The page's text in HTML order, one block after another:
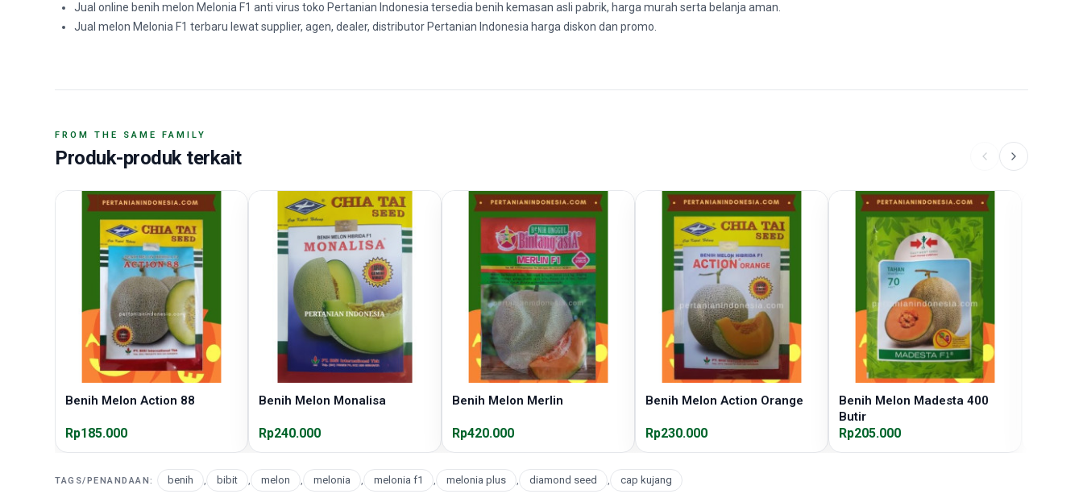
Jual online benih melon Melonia F1 anti virus toko Pertanian Indonesia tersedia benih kemasan asli pabrik, harga murah serta belanja aman.
Jual melon Melonia F1 terbaru lewat supplier, agen, dealer, distributor Pertanian Indonesia harga diskon dan promo.
FROM THE SAME FAMILY
Produk-produk terkait
Benih Melon Action 88
Rp185.000
Benih Melon Monalisa
Rp240.000
Benih Melon Merlin
Rp420.000
Benih Melon Action Orange
Rp230.000
Benih Melon Madesta 400
Butir
Rp205.000
TAGS/PENANDAAN: benih , bibit , melon , melonia , melonia f1 , melonia plus , diamond seed , cap kujang